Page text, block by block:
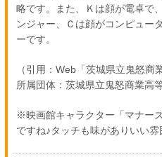
略です。また、Ｋは顔が電卓で
ンジャー、Ｃは顔がコンピュー
ーです。
（引用：Web「茨城県立鬼怒商
所属団体：茨城県立鬼怒商業高
※映画館キャラクター「マナー
ですね♪タッチも味がありいい雰